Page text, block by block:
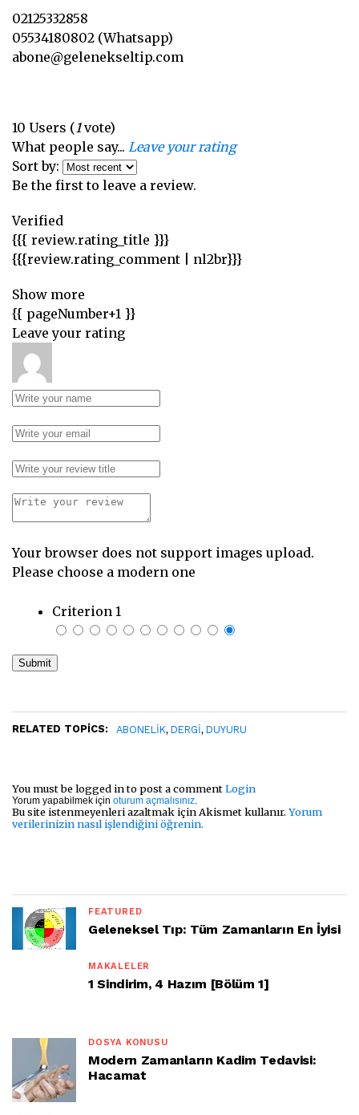
02125332858
05534180802 (Whatsapp)
abone@gelenekseltip.com
10 Users ( 1vote)
What people say... Leave your rating
Sort by:
Be the first to leave a review.
Verified
{{{ review.rating_title }}}
{{{review.rating_comment | nl2br}}}
Show more
{{ pageNumber+1 }}
Leave your rating
Your browser does not support images upload.
Please choose a modern one
Criterion 1
RELATED TOPICS: ABONELIK, DERGI, DUYURU
You must be logged in to post a commentLogin
Yorum yapabilmek için oturum açmalısınız
Bu site istenmeyenleri azaltmak için Akismet kullanır. Yorum
verilerinizin nasıl işlendiğini öğrenin.
FEATURED
Geleneksel Tıp: Tüm Zamanların En İyisi
MAKALELER
1 Sindirim, 4 Hazım [Bölüm 1]
DOSYA KONUSU
Modern Zamanların Kadim Tedavisi:
Hacamat